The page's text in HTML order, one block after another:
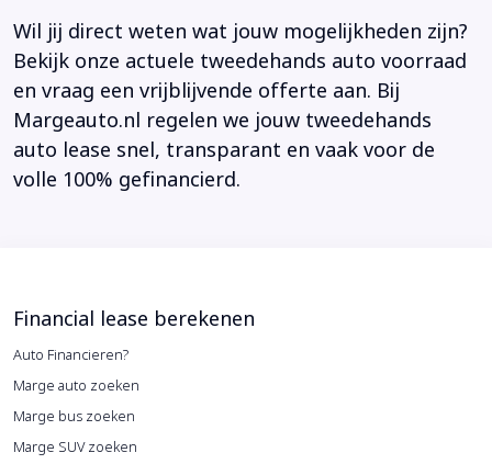
Wil jij direct weten wat jouw mogelijkheden zijn?
Bekijk onze actuele tweedehands auto voorraad
en vraag een vrijblijvende offerte aan. Bij
Margeauto.nl regelen we jouw tweedehands
auto lease snel, transparant en vaak voor de
volle 100% gefinancierd.
Financial lease berekenen
Auto Financieren?
Marge auto zoeken
Marge bus zoeken
Marge SUV zoeken